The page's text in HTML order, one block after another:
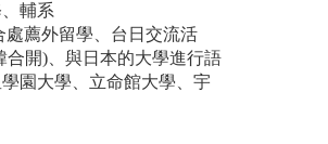
輔系
處薦外留學、台日交流活
開)、與日本的大學進行語
園大學、立命館大學、宇